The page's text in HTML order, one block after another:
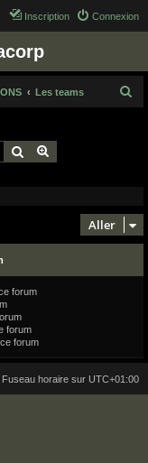
Connexion
Inscription
Les teams
h
Rechercher
Aller
forum
forum
forum
Fuseau horaire sur UTC+01:00